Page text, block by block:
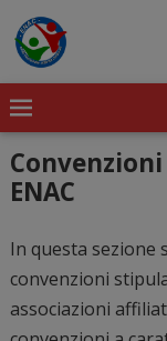
ENAC
In questa sezione
convenzioni
associazioni